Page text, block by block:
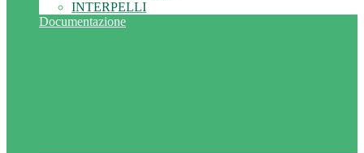
INTERPELLI
Documentazione